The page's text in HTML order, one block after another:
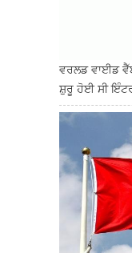
ਵਰਲਡ ਵਾਈਡ
ਸ਼ੁਰੂ ਹੋਈ ਸੀ